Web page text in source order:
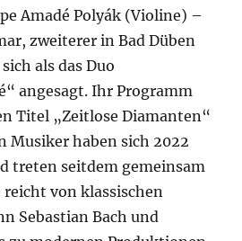
Amadé Polyák (Violine) –
zweiterer in Bad Düben
als das Duo
angesagt. Ihr Programm
Titel „Zeitlose Diamanten“
Musiker haben sich 2022
treten seitdem gemeinsam
von klassischen
Sebastian Bach und